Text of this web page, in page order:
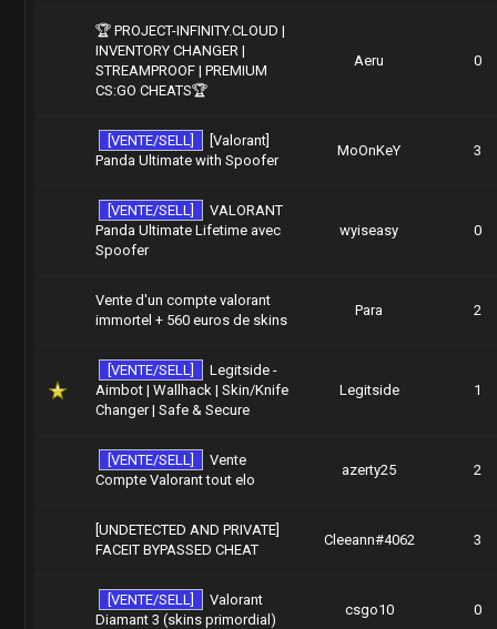
🏆 PROJECT-INFINITY.CLOUD |
INVENTORY CHANGER |
STREAMPROOF | PREMIUM
CS:GO CHEATS🏆
Aeru 0
[VENTE/SELL]
[Valorant]
Panda Ultimate with Spoofer
MoOnKeY 3
[VENTE/SELL]
VALORANT
Panda Ultimate Lifetime avec
Spoofer
wyiseasy 0
Vente d'un compte valorant
immortel + 560 euros de skins
Para 2
[VENTE/SELL]
Legitside -
Aimbot | Wallhack | Skin/Knife
Changer | Safe & Secure
Legitside 1
[VENTE/SELL]
Vente
Compte Valorant tout elo
azerty25 2
[UNDETECTED AND PRIVATE]
FACEIT BYPASSED CHEAT
Cleeann#4062 3
[VENTE/SELL]
Valorant
Diamant 3 (skins primordial)
csgo10 0